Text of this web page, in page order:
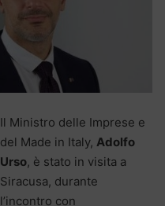
Il Ministro delle Imprese e
del Made in Italy, Adolfo
Urso, è stato in visita a
Siracusa, durante
l’incontro con